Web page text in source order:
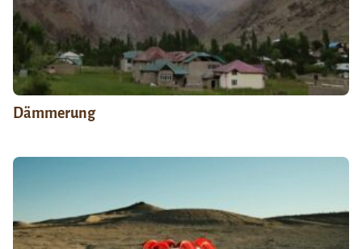
Dämmerung